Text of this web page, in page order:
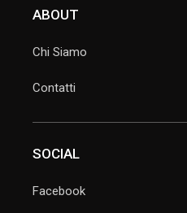
ABOUT
Chi Siamo
Contatti
SOCIAL
Facebook